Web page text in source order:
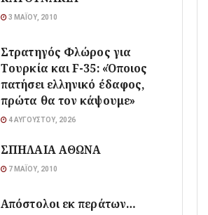
3 ΜΑΪ́ΟΥ, 2010
Στρατηγός Φλώρος για
Τουρκία και F-35: «Όποιος
πατήσει ελληνικό έδαφος,
πρώτα θα τον κάψουμε»
4 ΑΥΓΟΎΣΤΟΥ, 2026
ΣΠΗΛΑΙΑ ΑΘΩΝΑ
7 ΜΑΪ́ΟΥ, 2010
Απόστολοι εκ περάτων…